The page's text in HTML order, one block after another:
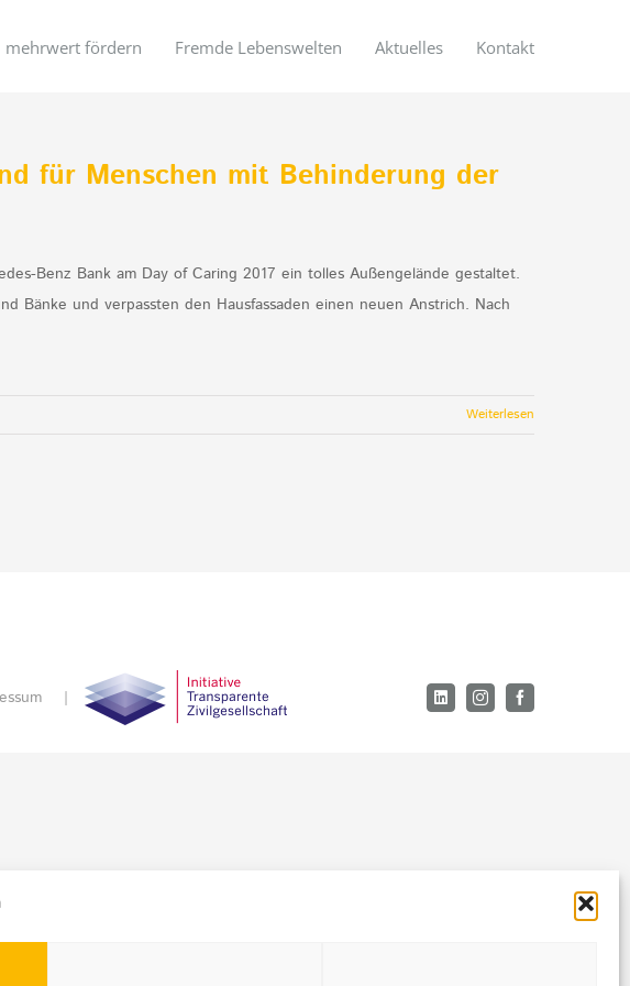
mehrwert fördern Fremde Lebenswelten Aktuelles Kontakt
für Menschen mit Behinderung der
Benz Bank am Day of Caring 2017 ein tolles Außengelände gestaltet.
Bänke und verpassten den Hausfassaden einen neuen Anstrich. Nach
Weiterlesen
| LinkedInInstagramFacebook